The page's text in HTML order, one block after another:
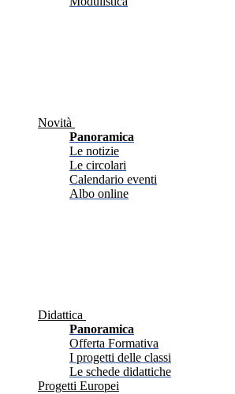
Novità
Panoramica
Le notizie
Le circolari
Calendario eventi
Albo online
Didattica
Panoramica
Offerta Formativa
I progetti delle classi
Le schede didattiche
Progetti Europei